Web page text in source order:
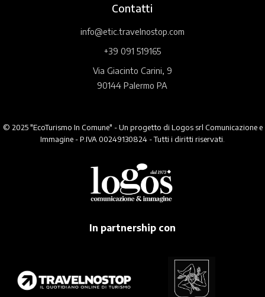
Contatti
info@etic.travelnostop.com
+39 091 519165
Via Giacinto Carini, 9
90144 Palermo PA
© 2025 "EcoTurismo In Comune" - Un progetto di Logos srl Comunicazione e
Immagine - P.IVA 00249130824 - Tutti i diritti riservati.
In partnership con